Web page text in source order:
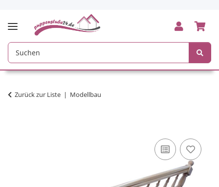
Zurück zur Liste Modellbau